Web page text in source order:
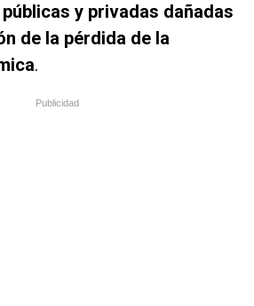
y privadas dañadas
de la pérdida de la
.
Publicidad